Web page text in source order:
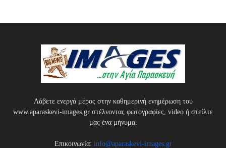
Λάβετε ενεργά μέρος στην καθημερινή ενημέρωση του
www.aparaskevi-images.gr στέλνοντας φωτογραφίες, video ή στείλτε
μας ένα μήνυμα.
Επικοινωνία: info@aparaskevi-images.gr